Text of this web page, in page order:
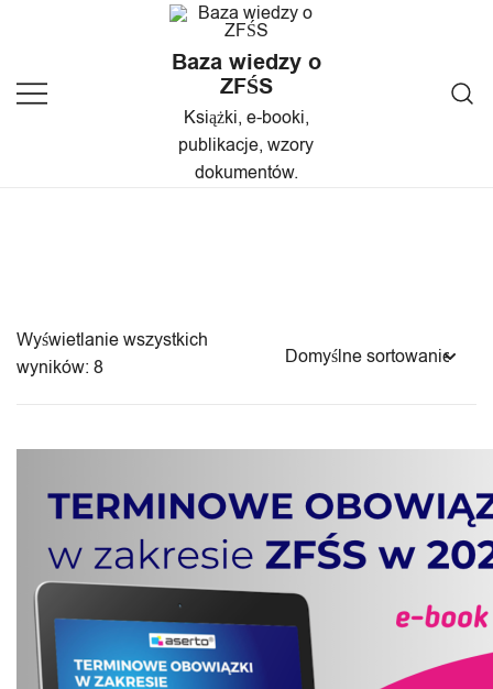
Baza wiedzy o
ZFŚS
Książki, e-booki,
publikacje, wzory
dokumentów.
Wyświetlanie wszystkich
wyników: 8